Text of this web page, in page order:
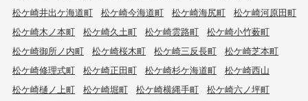
松ケ崎井出ケ海道町
松ケ崎今海道町 松ケ崎海尻町
松ケ崎河原田町
松ケ崎木ノ本町
松ケ崎久土町 松ケ崎雲路町
松ケ崎小竹薮町
松ケ崎御所ノ内町
松ケ崎桜木町 松ケ崎三反長町
松ケ崎芝本町
松ケ崎修理式町
松ケ崎正田町 松ケ崎杉ケ海道町
松ケ崎西山
松ケ崎樋ノ上町
松ケ崎堀町 松ケ崎横縄手町
松ケ崎六ノ坪町